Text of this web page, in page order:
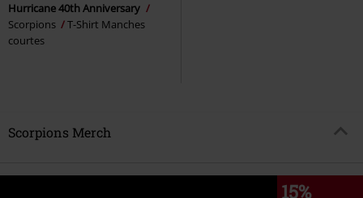
Hurricane 40th Anniversary
Scorpions
T-Shirt Manches
courtes
Scorpions Merch
15%